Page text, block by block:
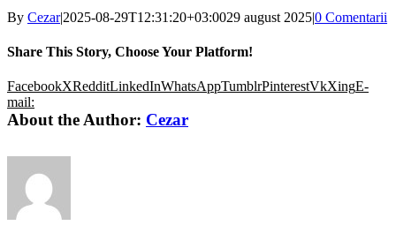
By Cezar|2025-08-29T12:31:20+03:0029 august 2025|0 Comentarii
Share This Story, Choose Your Platform!
FacebookXRedditLinkedInWhatsAppTumblrPinterestVkXingE-
mail:
About the Author: Cezar